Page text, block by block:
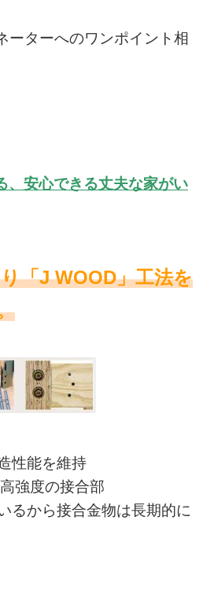
ーターへのワンポイント相
、安心できる丈夫な家がい
「J WOOD」工法を
性能を維持
強度の接合部
るから接合金物は長期的に